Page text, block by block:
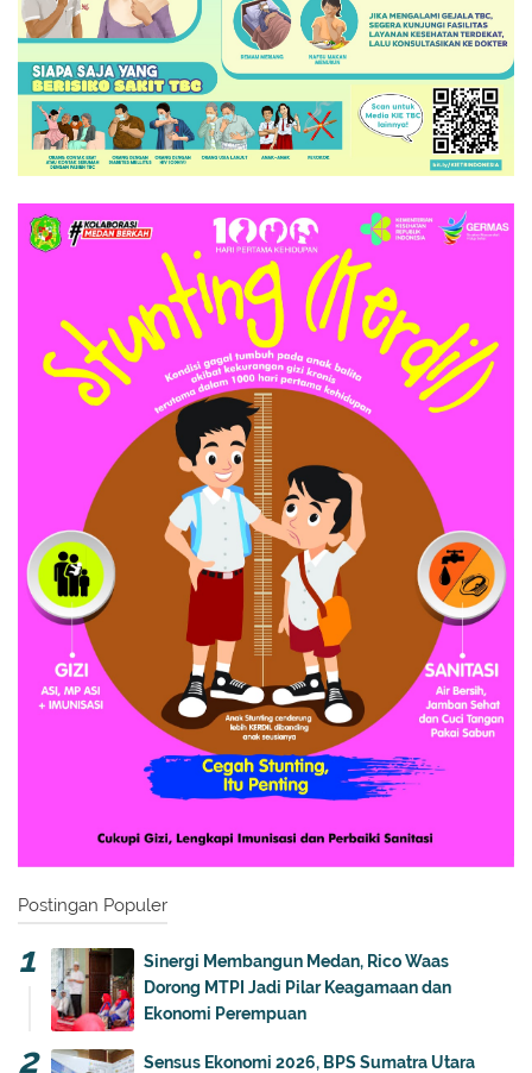
Postingan Populer
Sinergi Membangun Medan, Rico Waas
Dorong MTPI Jadi Pilar Keagamaan dan
Ekonomi Perempuan
Sensus Ekonomi 2026, BPS Sumatra Utara